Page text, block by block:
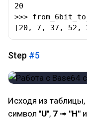
20
>>>
[20, 7, 37, 52,
Step #5
Исходя из таблицы,
символ "U", 7 ➟ "H"